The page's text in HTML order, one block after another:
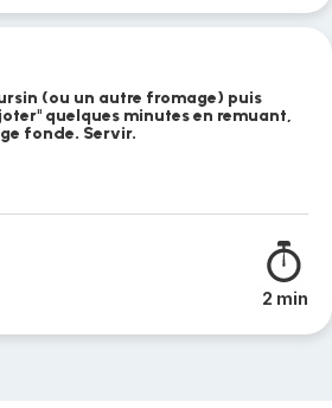
(ou un autre fromage) puis
quelques minutes en remuant,
fonde. Servir.
2 min